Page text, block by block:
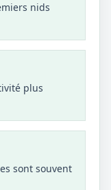
nids
plus
sont souvent